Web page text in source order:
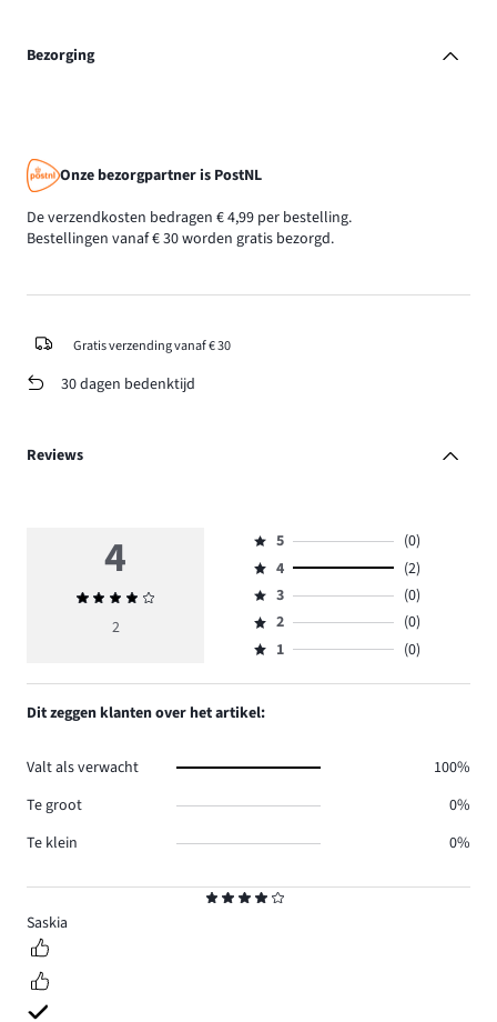
Bezorging
Onze bezorgpartner is PostNL
De verzendkosten bedragen € 4,99 per bestelling.
Bestellingen vanaf € 30 worden gratis bezorgd.
Gratis verzending vanaf € 30
30 dagen bedenktijd
Reviews
4
Saskia
4
Gemiddelde
beoordeling
2
Beoordeling
5,
aantal
reviews
0.
5
(0)
Beoordeling
4,
aantal
reviews
4
(2)
Beoordeling
3,
aantal
3
(0)
Beoordeling
2,
0.
2
(0)
Beoordeling
1,
aantal
reviews
1 (0)
Dit zeggen klanten over het artikel:
Valt als verwacht
100%
Te groot
0%
Te klein
0%